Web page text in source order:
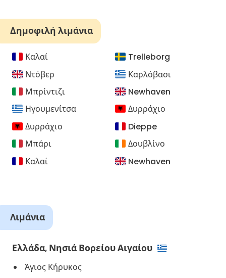
Δημοφιλή λιμάνια
Καλαί
Ντόβερ
Μπρίντιζι
Ηγουμενίτσα
Δυρράχιο
Μπάρι
Καλαί
Trelleborg
Καρλόβασι
Newhaven
Δυρράχιο
Dieppe
Δουβλίνο
Newhaven
Λιμάνια
Ελλάδα, Νησιά Βορείου Αιγαίου
Άγιος Κήρυκος